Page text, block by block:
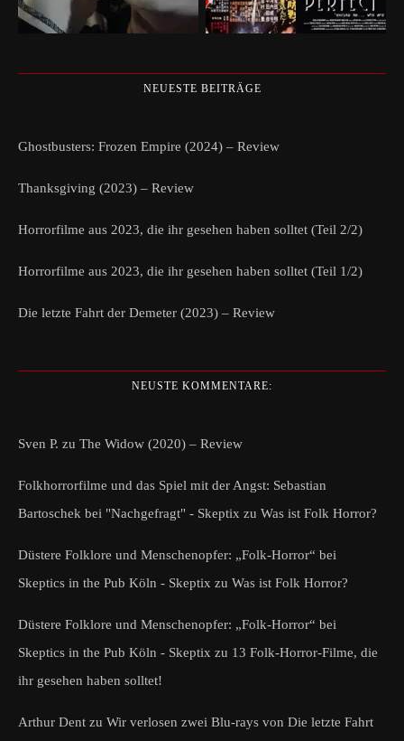
NEUESTE BEITRÄGE
Ghostbusters: Frozen Empire (2024) – Review
Thanksgiving (2023) – Review
Horrorfilme aus 2023, die ihr gesehen haben solltet (Teil 2/2)
Horrorfilme aus 2023, die ihr gesehen haben solltet (Teil 1/2)
Die letzte Fahrt der Demeter (2023) – Review
NEUSTE KOMMENTARE:
Sven P. zu The Widow (2020) – Review
Folkhorrorfilme und das Spiel mit der Angst: Sebastian
Bartoschek bei "Nachgefragt" - Skeptix zu Was ist Folk Horror?
Düstere Folklore und Menschenopfer: „Folk-Horror“ bei
Skeptics in the Pub Köln - Skeptix zu Was ist Folk Horror?
Düstere Folklore und Menschenopfer: „Folk-Horror“ bei
Skeptics in the Pub Köln - Skeptix zu 13 Folk-Horror-Filme, die
ihr gesehen haben solltet!
Arthur Dent zu Wir verlosen zwei Blu-rays von Die letzte Fahrt